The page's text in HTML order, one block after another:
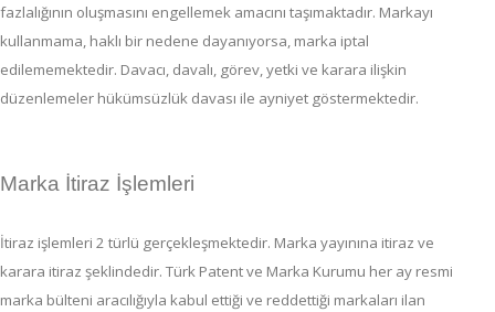
fazlalığının oluşmasını engellemek amacını taşımaktadır. Markayı
kullanmama, haklı bir nedene dayanıyorsa, marka iptal
edilememektedir. Davacı, davalı, görev, yetki ve karara ilişkin
düzenlemeler hükümsüzlük davası ile ayniyet göstermektedir.
Marka İtiraz İşlemleri
İtiraz işlemleri 2 türlü gerçekleşmektedir. Marka yayınına itiraz ve
karara itiraz şeklindedir. Türk Patent ve Marka Kurumu her ay resmi
marka bülteni aracılığıyla kabul ettiği ve reddettiği markaları ilan